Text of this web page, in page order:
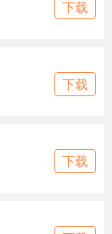
下载
下载
下载